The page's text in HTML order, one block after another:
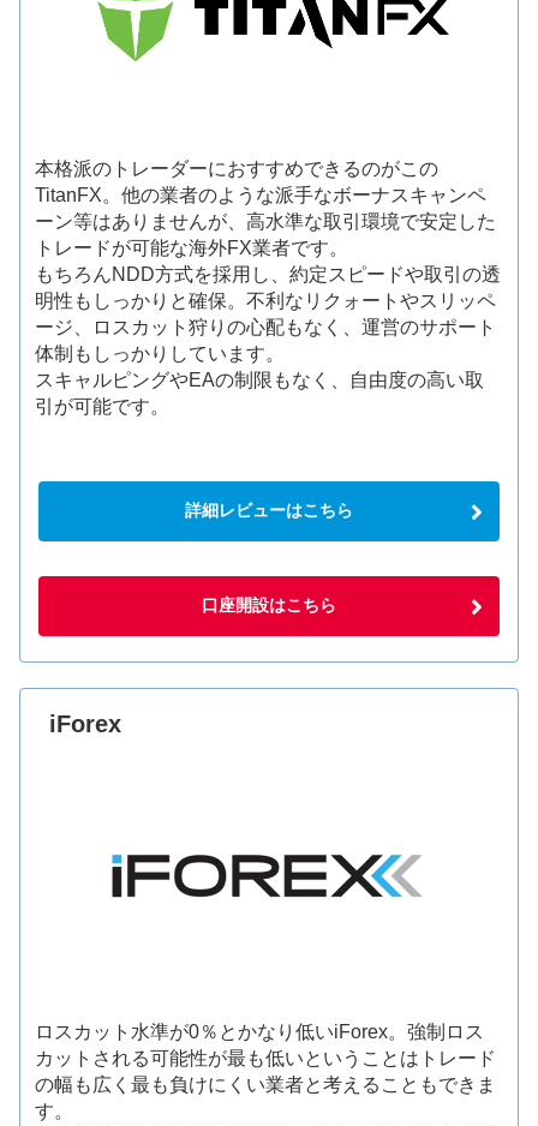
本格派のトレーダーにおすすめできるのがこの
TitanFX。他の業者のような派手なボーナスキャンペ
ーン等はありませんが、高水準な取引環境で安定した
トレードが可能な海外FX業者です。
もちろんNDD方式を採用し、約定スピードや取引の透
明性もしっかりと確保。不利なリクォートやスリッペ
ージ、ロスカット狩りの心配もなく、運営のサポート
体制もしっかりしています。
スキャルピングやEAの制限もなく、自由度の高い取
引が可能です。
詳細レビューはこちら
口座開設はこちら
iForex
ロスカット水準が0％とかなり低いiForex。強制ロス
カットされる可能性が最も低いということはトレード
の幅も広く最も負けにくい業者と考えることもできま
す。